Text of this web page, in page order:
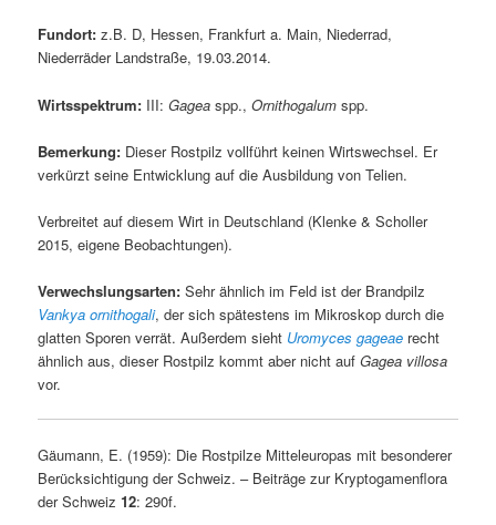
Fundort: z.B. D, Hessen, Frankfurt a. Main, Niederrad,
Niederräder Landstraße, 19.03.2014.
Wirtsspektrum: III:Gagea spp.,Ornithogalum spp.
Bemerkung: Dieser Rostpilz vollführt keinen Wirtswechsel. Er
verkürzt seine Entwicklung auf die Ausbildung von Telien.
Verbreitet auf diesem Wirt in Deutschland (Klenke & Scholler
2015, eigene Beobachtungen).
Verwechslungsarten: Sehr ähnlich im Feld ist der Brandpilz
Vankya ornithogali, der sich spätestens im Mikroskop durch die
glatten Sporen verrät. Außerdem sieht Uromyces gageae recht
ähnlich aus, dieser Rostpilz kommt aber nicht aufGagea villosa
vor.
Gäumann, E. (1959): Die Rostpilze Mitteleuropas mit besonderer
Berücksichtigung der Schweiz. – Beiträge zur Kryptogamenflora
der Schweiz12: 290f.